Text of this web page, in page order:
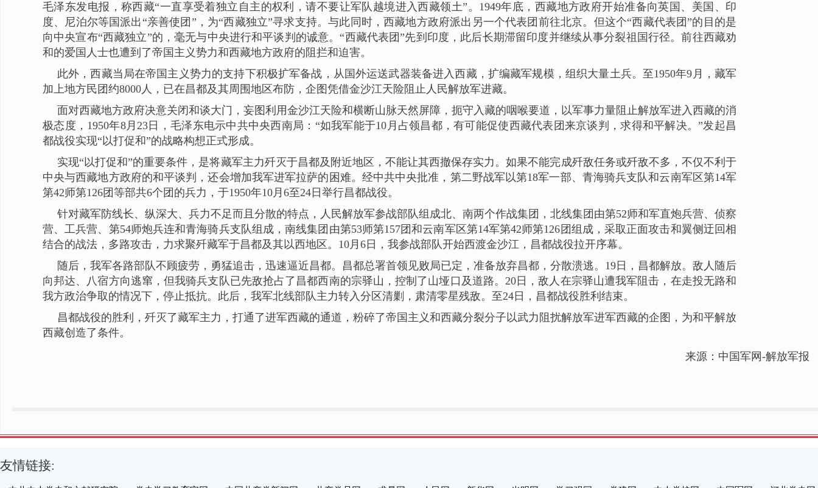
毛泽东发电报，称西藏“一直享受着独立自主的权利，请不要让军队越境进入西藏领土”。1949年底，西藏地方政府开始准备向英国、美国、印
度、尼泊尔等国派出“亲善使团”，为“西藏独立”寻求支持。与此同时，西藏地方政府派出另一个代表团前往北京。但这个“西藏代表团”的目的是
向中央宣布“西藏独立”的，毫无与中央进行和平谈判的诚意。“西藏代表团”先到印度，此后长期滞留印度并继续从事分裂祖国行径。前往西藏劝
和的爱国人士也遭到了帝国主义势力和西藏地方政府的阻拦和迫害。
此外，西藏当局在帝国主义势力的支持下积极扩军备战，从国外运送武器装备进入西藏，扩编藏军规模，组织大量土兵。至1950年9月，藏军
加上地方民团约8000人，已在昌都及其周围地区布防，企图凭借金沙江天险阻止人民解放军进藏。
面对西藏地方政府决意关闭和谈大门，妄图利用金沙江天险和横断山脉天然屏障，扼守入藏的咽喉要道，以军事力量阻止解放军进入西藏的消
极态度，1950年8月23日，毛泽东电示中共中央西南局：“如我军能于10月占领昌都，有可能促使西藏代表团来京谈判，求得和平解决。”发起昌
都战役实现“以打促和”的战略构想正式形成。
实现“以打促和”的重要条件，是将藏军主力歼灭于昌都及附近地区，不能让其西撤保存实力。如果不能完成歼敌任务或歼敌不多，不仅不利于
中央与西藏地方政府的和平谈判，还会增加我军进军拉萨的困难。经中共中央批准，第二野战军以第18军一部、青海骑兵支队和云南军区第14军
第42师第126团等部共6个团的兵力，于1950年10月6至24日举行昌都战役。
针对藏军防线长、纵深大、兵力不足而且分散的特点，人民解放军参战部队组成北、南两个作战集团，北线集团由第52师和军直炮兵营、侦察
营、工兵营、第54师炮兵连和青海骑兵支队组成，南线集团由第53师第157团和云南军区第14军第42师第126团组成，采取正面攻击和翼侧迂回相
结合的战法，多路攻击，力求聚歼藏军于昌都及其以西地区。10月6日，我参战部队开始西渡金沙江，昌都战役拉开序幕。
随后，我军各路部队不顾疲劳，勇猛追击，迅速逼近昌都。昌都总署首领见败局已定，准备放弃昌都，分散溃逃。19日，昌都解放。敌人随后
向邦达、八宿方向逃窜，但我骑兵支队已先敌抢占了昌都西南的宗驿山，控制了山垭口及道路。20日，敌人在宗驿山遭我军阻击，在走投无路和
我方政治争取的情况下，停止抵抗。此后，我军北线部队主力转入分区清剿，肃清零星残敌。至24日，昌都战役胜利结束。
昌都战役的胜利，歼灭了藏军主力，打通了进军西藏的通道，粉碎了帝国主义和西藏分裂分子以武力阻扰解放军进军西藏的企图，为和平解放
西藏创造了条件。
来源：中国军网-解放军报
友情链接: